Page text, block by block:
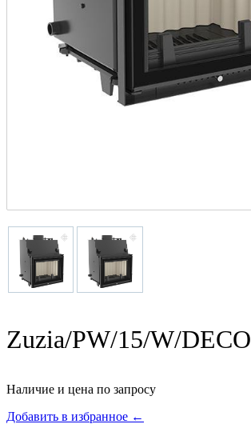
Zuzia/PW/15/W/DECO
Наличие и цена по запросу
Добавить в избранное ←